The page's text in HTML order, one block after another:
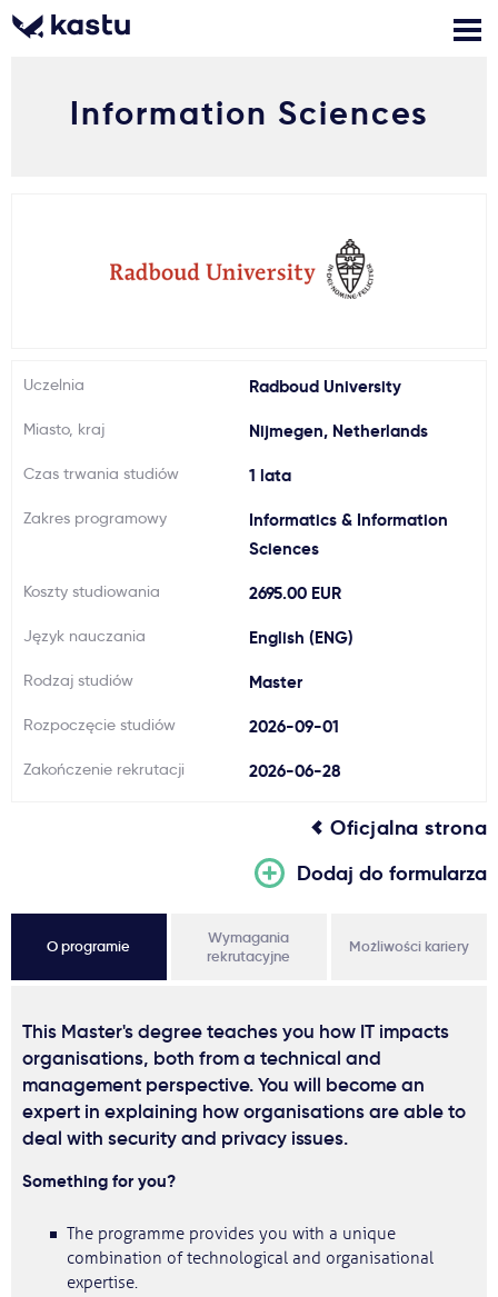
Zadzwoń Bezpłatne konsultacje Kontakt
Gdzie studiować?
Jak aplikować?
Ważne
Usługi
Aktualności
Information Sciences
Uczelnia Radboud University
Miasto, kraj Nijmegen, Netherlands
Czas trwania studiów 1 lata
Zakres programowy
Informatics & Information
Sciences
Koszty studiowania 2695.00 EUR
Język nauczania English (ENG)
Rodzaj studiów Master
Rozpoczęcie studiów 2026-09-01
Zakończenie rekrutacji 2026-06-28
Oficjalna strona
Dodaj do formularza
O programie
Wymagania
rekrutacyjne
Możliwości kariery
This Master's degree teaches you how IT impacts
organisations, both from a technical and
management perspective. You will become an
expert in explaining how organisations are able to
deal with security and privacy issues.
Something for you?
The programme provides you with a unique
combination of technological and organisational
expertise.